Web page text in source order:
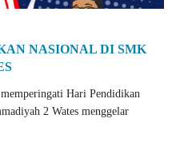
NASIONAL DI SMK
Hari Pendidikan
2 Wates menggelar